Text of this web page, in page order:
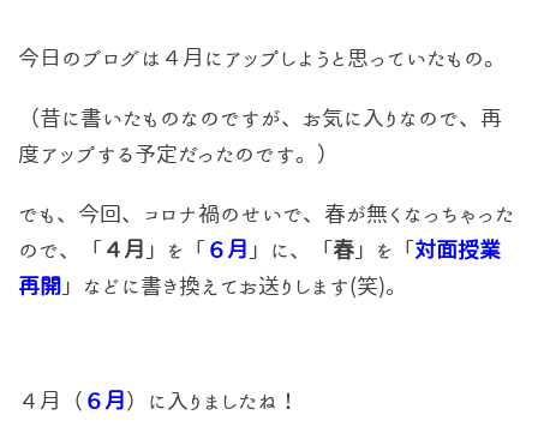
今日のブログは４月にアップしようと思っていたもの。
（昔に書いたものなのですが、お気に入りなので、再
度アップする予定だったのです。）
でも、今回、コロナ禍のせいで、春が無くなっちゃった
ので、「 ４月 」を「 ６月 」に、「 春 」を「 対面授業
再開 」などに書き換えてお送りします(笑)。
４月（ ６月 ）に入りましたね！